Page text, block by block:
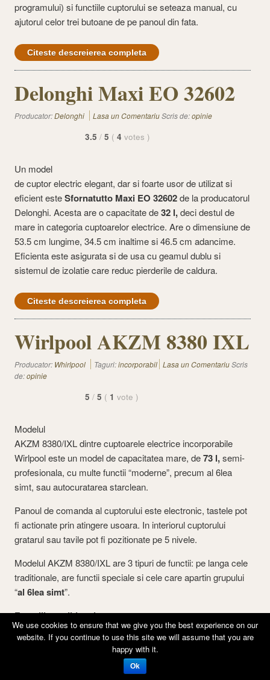
programului) si functiile cuptorului se seteaza manual, cu
ajutorul celor trei butoane de pe panoul din fata.
Citeste descreierea completa
Delonghi Maxi EO 32602
Producator:Delonghi Lasa un ComentariuScris de:opinie
3.5 / 5 ( 4 votes )
Un model
de cuptor electric elegant, dar si foarte usor de utilizat si
eficient esteSfornatutto Maxi EO 32602de la producatorul
Delonghi. Acesta are o capacitate de32 l,deci destul de
mare in categoria cuptoarelor electrice. Are o dimensiune de
53.5 cm lungime, 34.5 cm inaltime si 46.5 cm adancime.
Eficienta este asigurata si de usa cu geamul dublu si
sistemul de izolatie care reduc pierderile de caldura.
Citeste descreierea completa
Wirlpool AKZM 8380 IXL
Producator: Whirlpool Taguri:incorporabil Lasa un ComentariuScris
de:opinie
5 / 5 ( 1 vote )
Modelul
AKZM 8380/IXL dintre cuptoarele electrice incorporabile
Wirlpool este un model de capacitatea mare, de73 l,semi-
profesionala, cu multe functii “moderne”, precum al 6lea
simt, sau autocuratarea starclean.
Panoul de comanda al cuptorului este electronic, tastele pot
fi actionate prin atingere usoara. In interiorul cuptorului
gratarul sau tavile pot fi pozitionate pe 5 nivele.
Modelul AKZM 8380/IXL are 3 tipuri de functii: pe langa cele
traditionale, are functii speciale si cele care apartin grupului
“al 6lea simt”.
Functiile traditionale sunt:
Preincalizre rapida
Conventional: cu incalizre inferioare si superioara.
Se foloseste pentru gatirea pe un singur nivel, care
We use cookies to ensure that we give you the best experience on our
website. If you continue to use this site we will assume that you are
happy with it.
Ok